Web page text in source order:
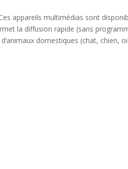
appareils multimédias sont
la diffusion rapide (sans
domestiques (chat, chien,